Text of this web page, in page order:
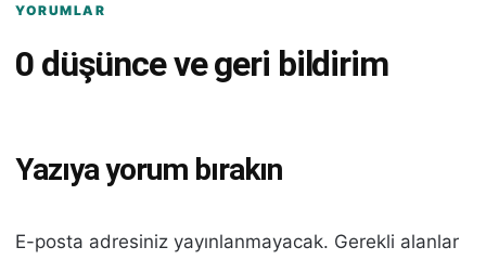
YORUMLAR
0 düşünce ve geri bildirim
Yazıya yorum bırakın
E-posta adresiniz yayınlanmayacak. Gerekli alanlar